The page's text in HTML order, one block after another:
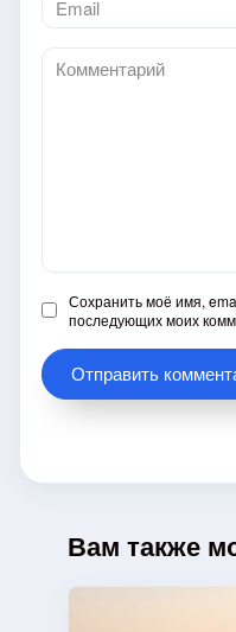
*
Комментарий
Сохранить моё имя,
последующих моих
Вам также